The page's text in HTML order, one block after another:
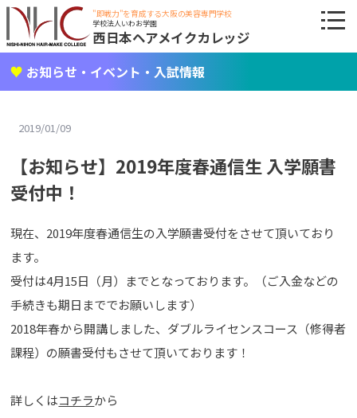
"即戦力"を育成する大阪の美容専門学校
学校法人いわお学園
西日本ヘアメイクカレッジ
お知らせ・イベント・入試情報
2019/01/09
【お知らせ】2019年度春通信生 入学願書
受付中！
現在、2019年度春通信生の入学願書受付をさせて頂いており
ます。
受付は4月15日（月）までとなっております。（ご入金などの
手続きも期日まででお願いします）
2018年春から開講しました、ダブルライセンスコース（修得者
課程）の願書受付もさせて頂いております！
詳しくはコチラから